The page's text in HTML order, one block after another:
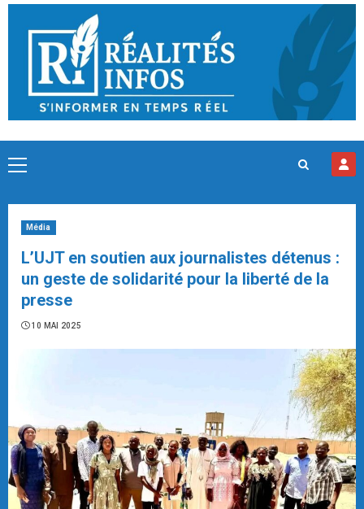
Skip
content
Primary
Média
L’UJT en soutien aux journalistes détenus :
un geste de solidarité pour la liberté de la
presse
10 MAI 2025